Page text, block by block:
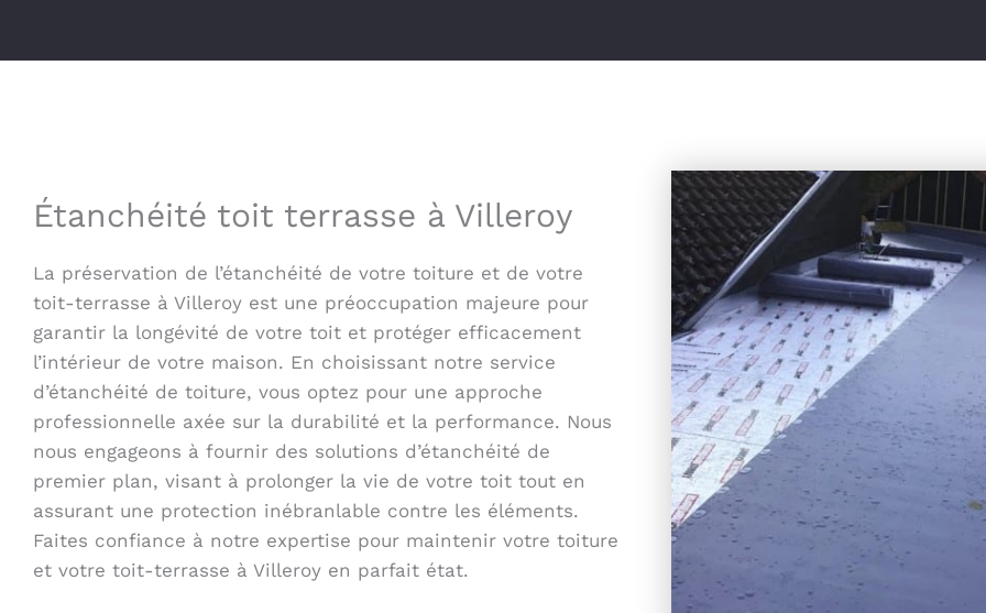
Étanchéité toit terrasse à Villeroy
La préservation de l’étanchéité de votre toiture et de votre
toit-terrasse à Villeroy est une préoccupation majeure pour
garantir la longévité de votre toit et protéger efficacement
l’intérieur de votre maison. En choisissant notre service
d’étanchéité de toiture, vous optez pour une approche
professionnelle axée sur la durabilité et la performance. Nous
nous engageons à fournir des solutions d’étanchéité de
premier plan, visant à prolonger la vie de votre toit tout en
assurant une protection inébranlable contre les éléments.
Faites confiance à notre expertise pour maintenir votre toiture
et votre toit-terrasse à Villeroy en parfait état.